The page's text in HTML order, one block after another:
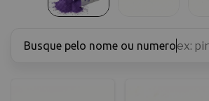
Busque pelo nome ou numero